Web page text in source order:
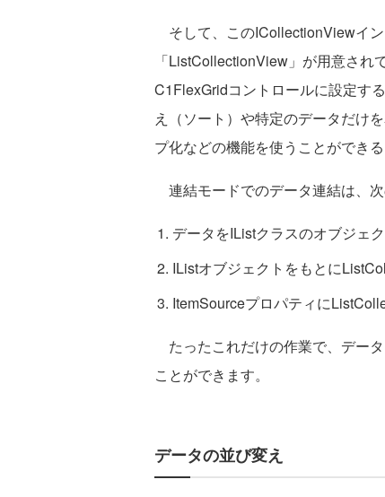
そして、このICollectionViewイ
「ListCollectionView」が用意さ
C1FlexGridコントロールに設定す
え（ソート）や特定のデータだけ
プ化などの機能を使うことができる
連結モードでのデータ連結は、次
データをIListクラスのオブジェ
IListオブジェクトをもとに
ItemSourceプロパティに
たったこれだけの作業で、デー
ことができます。
データの並び変え